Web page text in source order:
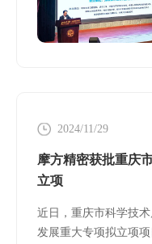
2024/11/29
摩方精密获批重庆
立项
近日，重庆市科学技
发展重大专项拟立项